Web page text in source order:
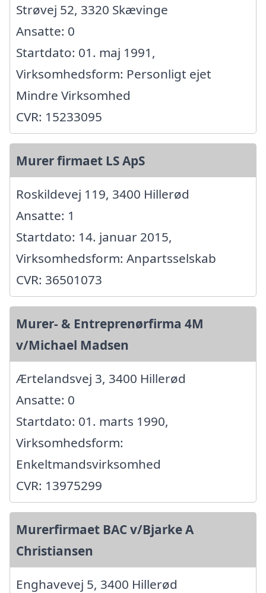
Strøvej 52, 3320 Skævinge
Ansatte: 0
Startdato: 01. maj 1991,
Virksomhedsform: Personligt ejet
Mindre Virksomhed
CVR: 15233095
Murer firmaet LS ApS
Roskildevej 119, 3400 Hillerød
Ansatte: 1
Startdato: 14. januar 2015,
Virksomhedsform: Anpartsselskab
CVR: 36501073
Murer- & Entreprenørfirma 4M
v/Michael Madsen
Ærtelandsvej 3, 3400 Hillerød
Ansatte: 0
Startdato: 01. marts 1990,
Virksomhedsform:
Enkeltmandsvirksomhed
CVR: 13975299
Murerfirmaet BAC v/Bjarke A
Christiansen
Enghavevej 5, 3400 Hillerød